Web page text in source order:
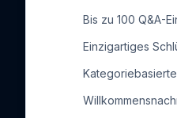
Bis zu 100 Q&A-
Einzigartiges